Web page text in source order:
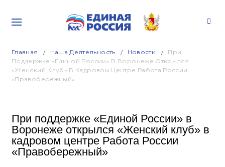
Главная Наша Деятельность Новости
При
Поддержке «Единой России» В Воронеже Открылся
«Женский Клуб» В Кадровом Центре Работа России
«Правобережный»
При поддержке «Единой России» в
Воронеже открылся «Женский клуб» в
кадровом центре Работа России
«Правобережный»